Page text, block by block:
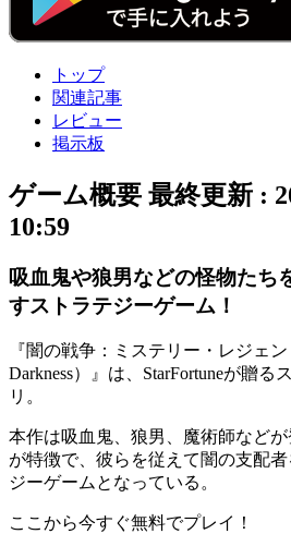
トップ
関連記事
レビュー
掲示板
ゲーム概要 最終更新 :
10:59
吸血鬼や狼男などの怪物たち
すストラテジーゲーム！
『闇の戦争：ミステリー・レジェ
Darkness）』は、StarFortuneが贈る
リ 。
本作は吸血鬼、狼男、魔術師など
が特徴で、彼らを従えて闇の支配者
ジーゲームとなっている。
ここから今すぐ無料でプレイ！